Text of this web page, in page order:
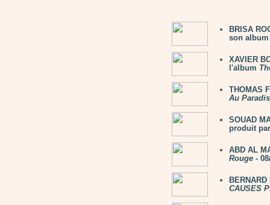
BRISA
son album
XAVIER
l'album
THOMAS
Au Paradis
SOUAD
produit
ABD AL
Rouge -
CAUSES